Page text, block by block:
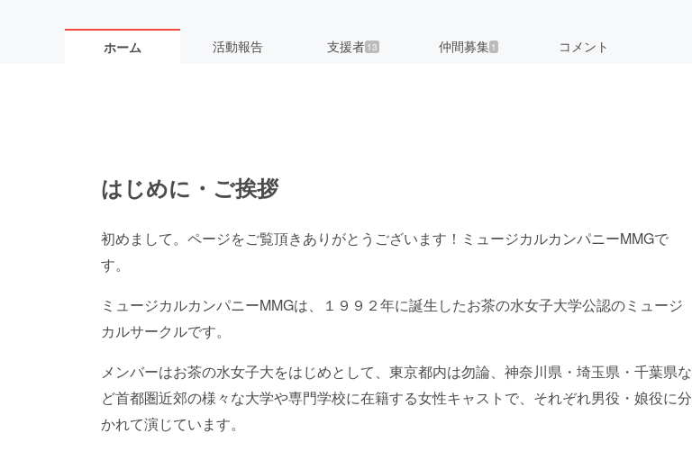
ホーム 活動報告 支援者 13 仲間募集 1 コメント
はじめに・ご挨拶
初めまして。ページをご覧頂きありがとうございます！ミュージカルカンパニーMMGで
す。
ミュージカルカンパニーMMGは、１９９２年に誕生したお茶の水女子大学公認のミュージ
カルサークルです。
メンバーはお茶の水女子大をはじめとして、東京都内は勿論、神奈川県・埼玉県・千葉県な
ど首都圏近郊の様々な大学や専門学校に在籍する女性キャストで、それぞれ男役・娘役に分
かれて演じています。